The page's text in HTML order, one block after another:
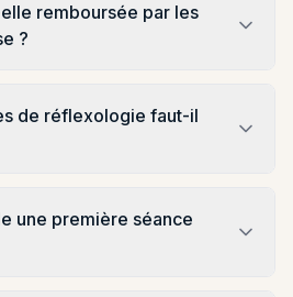
remboursée par les
?
de réflexologie faut-il
une première séance